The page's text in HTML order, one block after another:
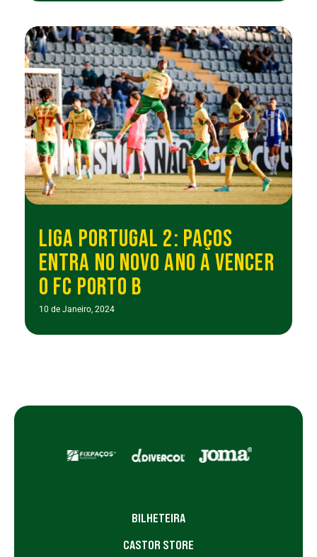
LIGA PORTUGAL 2: PAÇOS
ENTRA NO NOVO ANO A VENCER
O FC PORTO B
10 de Janeiro, 2024
BILHETEIRA
CASTOR STORE